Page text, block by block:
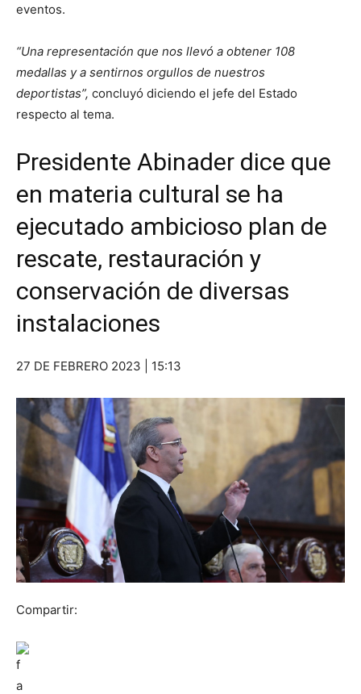
eventos.
“Una representación que nos llevó a obtener 108
medallas y a sentirnos orgullos de nuestros
deportistas”, concluyó diciendo el jefe del Estado
respecto al tema.
Presidente Abinader dice que
en materia cultural se ha
ejecutado ambicioso plan de
rescate, restauración y
conservación de diversas
instalaciones
27 DE FEBRERO 2023 | 15:13
Compartir: